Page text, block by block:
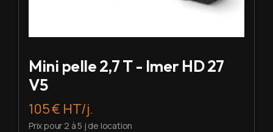
Mini pelle 2,7 T - Imer HD 27
V5
105 € HT/j.
Prix pour 2 à 5 j de location